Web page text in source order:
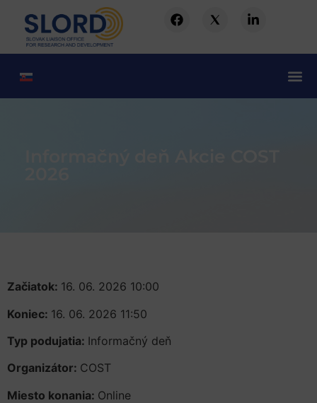
Začiatok: 16. 06. 2026 10:00
Koniec: 16. 06. 2026 11:50
Typ podujatia: Informačný deň
Organizátor: COST
Miesto konania: Online